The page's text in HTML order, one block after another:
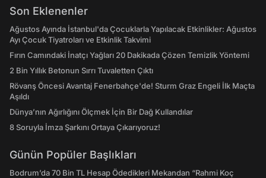
Son Eklenenler
Ağustos Ayında İstanbul'da Çocuklarla Yapılacak Etkinlikler: Ağustos
Ayı Çocuk Tiyatroları ve Etkinlik Takvimi
Fırın Camındaki İnatçı Yağları 20 Dakikada Çözen Temizlik Yöntemi
2 Bin Yıllık Betonun Sırrı Tuvaletten Çıktı
Rövanş Öncesi Avantaj Fenerbahçe'de! Sturm Graz Engeli İlk Maçta
Aşıldı
Dünya’nın Ağırlığını Ölçmek İçin Bir Dağ Kullandılar
8 Soruyla İmza Şarkını Ortaya Çıkarıyoruz!
Günün Popüler Başlıkları
Bodrum’da 70 Bin TL Hesap Ödedikleri Mekandan “Rahmi Koç